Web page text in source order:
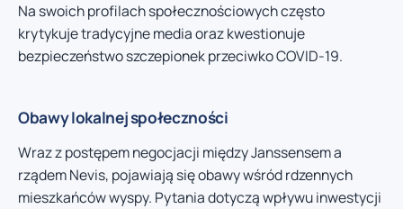
Na swoich profilach społecznościowych często
krytykuje tradycyjne media oraz kwestionuje
bezpieczeństwo szczepionek przeciwko COVID-19.
Obawy lokalnej społeczności
Wraz z postępem negocjacji między Janssensem a
rządem Nevis, pojawiają się obawy wśród rdzennych
mieszkańców wyspy. Pytania dotyczą wpływu inwestycji